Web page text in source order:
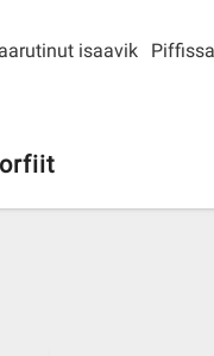
isaavik